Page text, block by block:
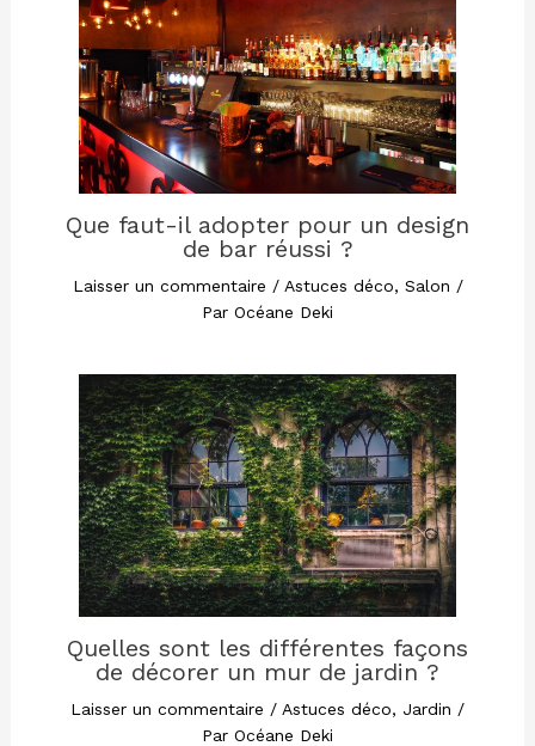
Que faut-il adopter pour un design
de bar réussi ?
Laisser un commentaire / Astuces déco, Salon /
Par Océane Deki
Quelles sont les différentes façons
de décorer un mur de jardin ?
Laisser un commentaire / Astuces déco, Jardin /
Par Océane Deki